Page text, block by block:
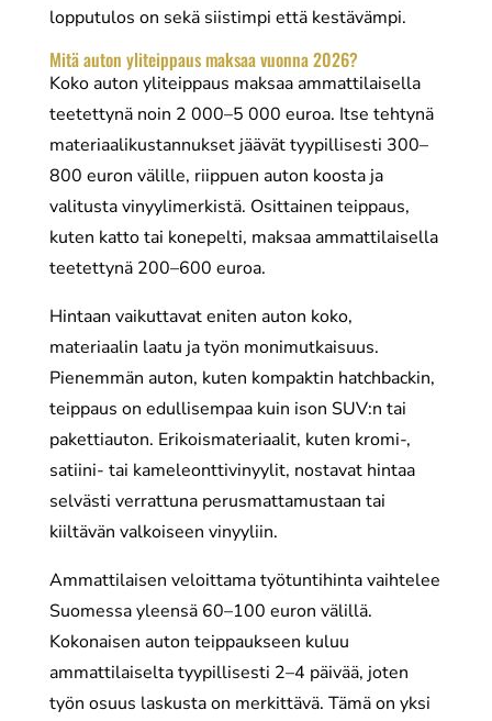
lopputulos on sekä siistimpi että kestävämpi.
Mitä auton yliteippaus maksaa vuonna 2026?
Koko auton yliteippaus maksaa ammattilaisella
teetettynä noin 2 000–5 000 euroa. Itse tehtynä
materiaalikustannukset jäävät tyypillisesti 300–
800 euron välille, riippuen auton koosta ja
valitusta vinyylimerkistä. Osittainen teippaus,
kuten katto tai konepelti, maksaa ammattilaisella
teetettynä 200–600 euroa.
Hintaan vaikuttavat eniten auton koko,
materiaalin laatu ja työn monimutkaisuus.
Pienemmän auton, kuten kompaktin hatchbackin,
teippaus on edullisempaa kuin ison SUV:n tai
pakettiauton. Erikoismateriaalit, kuten kromi-,
satiini- tai kameleonttivinyylit, nostavat hintaa
selvästi verrattuna perusmattamustaan tai
kiiltävän valkoiseen vinyyliin.
Ammattilaisen veloittama työtuntihinta vaihtelee
Suomessa yleensä 60–100 euron välillä.
Kokonaisen auton teippaukseen kuluu
ammattilaiselta tyypillisesti 2–4 päivää, joten
työn osuus laskusta on merkittävä. Tämä on yksi